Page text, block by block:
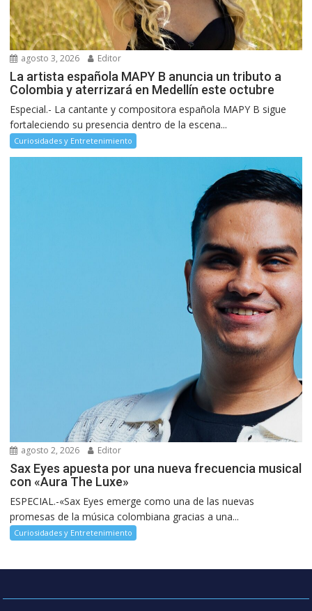
agosto 3, 2026 Editor
La artista española MAPY B anuncia un tributo a
Colombia y aterrizará en Medellín este octubre
Especial.- La cantante y compositora española MAPY B sigue
fortaleciendo su presencia dentro de la escena...
Curiosidades y Entretenimiento
agosto 2, 2026 Editor
Sax Eyes apuesta por una nueva frecuencia musical
con «Aura The Luxe»
ESPECIAL.-«Sax Eyes emerge como una de las nuevas
promesas de la música colombiana gracias a una...
Curiosidades y Entretenimiento